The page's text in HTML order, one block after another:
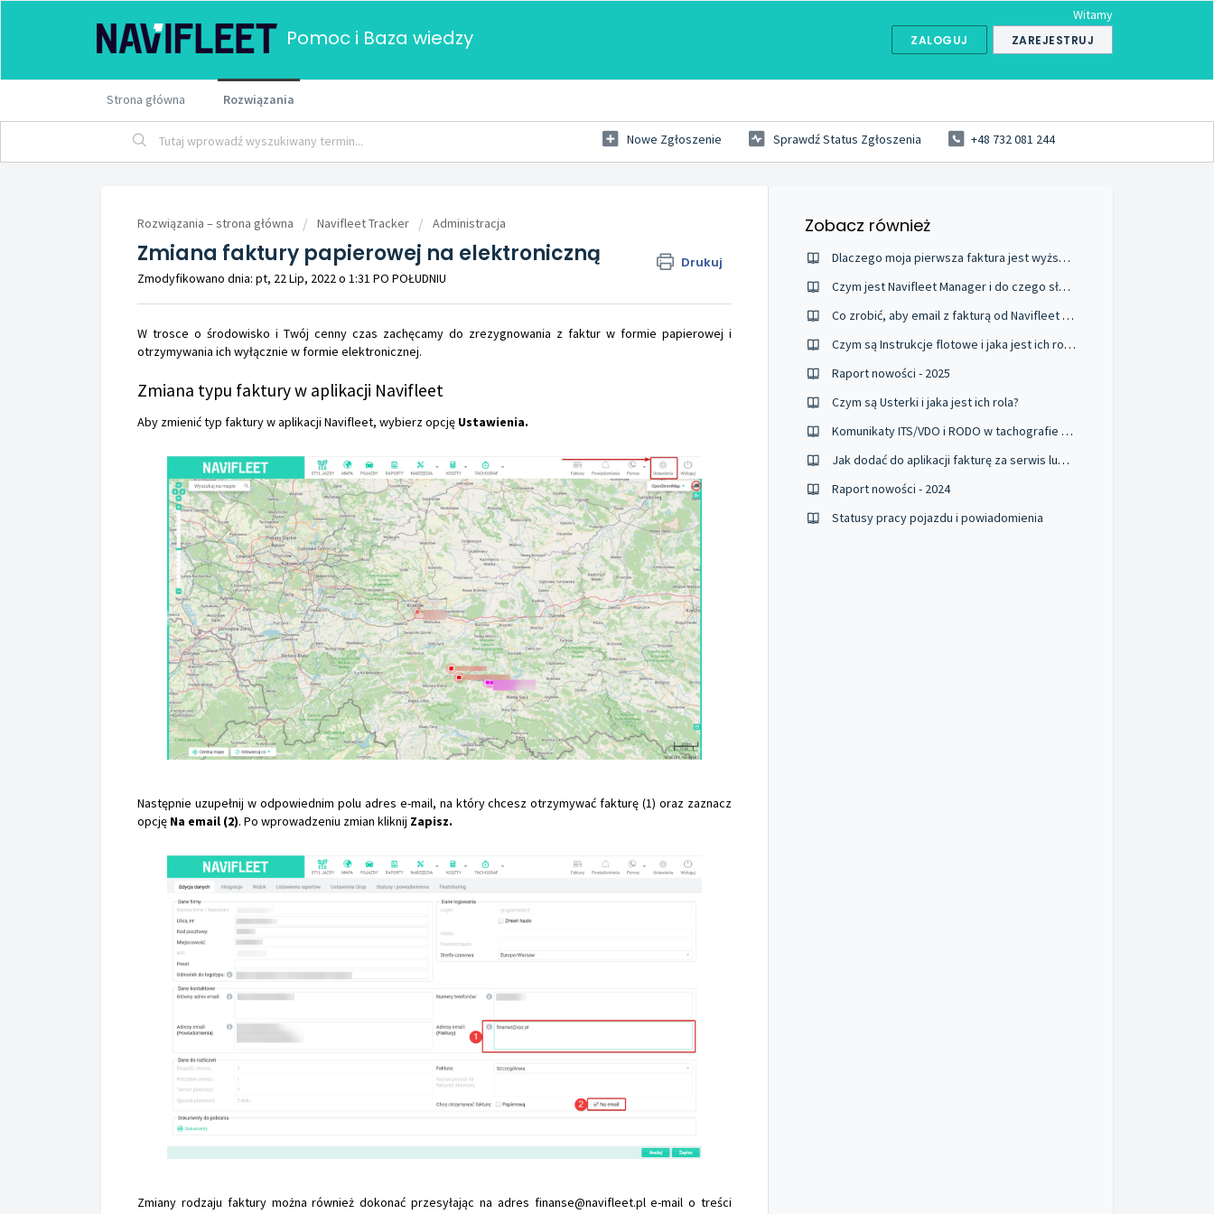
Pomoc i Baza wiedzy
Witamy
ZALOGUJ ZAREJESTRUJ
Strona główna Rozwiązania
Nowe Zgłoszenie Sprawdź Status Zgłoszenia +48 732 081 244
Rozwiązania – strona główna Navifleet Tracker Administracja
Zmiana faktury papierowej na elektroniczną Drukuj
Zmodyfikowano dnia: pt, 22 Lip, 2022 o 1:31 PO POŁUDNIU
W trosce o środowisko i Twój cenny czas zachęcamy do zrezygnowania z faktur w formie papierowej i
otrzymywania ich wyłącznie w formie elektronicznej.
Zmiana typu faktury w aplikacji Navifleet
Aby zmienić typ faktury w aplikacji Navifleet, wybierz opcję Ustawienia.
Następnie uzupełnij w odpowiednim polu adres e-mail, na który chcesz otrzymywać fakturę (1) oraz zaznacz
opcję Na email (2). Po wprowadzeniu zmian kliknij Zapisz.
Zmiany rodzaju faktury można również dokonać przesyłając na adres finanse@navifleet.pl e-mail o treści
Zobacz również
Dlaczego moja pierwsza faktura jest wyższa?
Czym jest Navifleet Manager i do czego służy?
Co zrobić, aby email z fakturą od Navifleet nie trafiał do SPAMU?
Czym są Instrukcje flotowe i jaka jest ich rola?
Raport nowości - 2025
Czym są Usterki i jaka jest ich rola?
Komunikaty ITS/VDO i RODO w tachografie - instrukcja
Jak dodać do aplikacji fakturę za serwis lub badanie techniczne?
Raport nowości - 2024
Statusy pracy pojazdu i powiadomienia